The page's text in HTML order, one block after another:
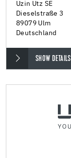
Uzin Utz SE
Dieselstraße 3
89079 Ulm
Deutschland
SHOW DETAILS